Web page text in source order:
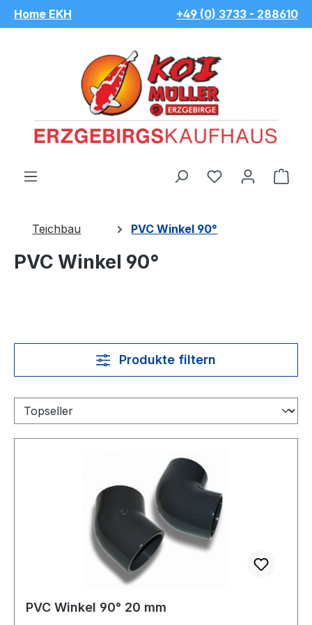
Zum Hauptinhalt springen
Home EKH +49 (0) 3733 - 288610
Du hast 0
Teichbau PVC Winkel 90°
PVC Winkel 90°
Produkte filtern
PVC Winkel 90° 20 mm